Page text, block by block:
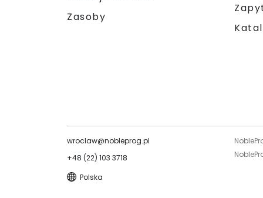
Zasoby
wroclaw@nobleprog.pl
+48 (22) 103 3718
Polska